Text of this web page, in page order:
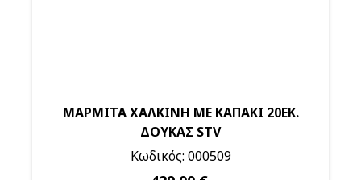
ΜΑΡΜΙΤΑ ΧΑΛΚΙΝΗ ΜΕ ΚΑΠΑΚΙ 20ΕΚ.
ΔΟΥΚΑΣ STV
Κωδικός: 000509